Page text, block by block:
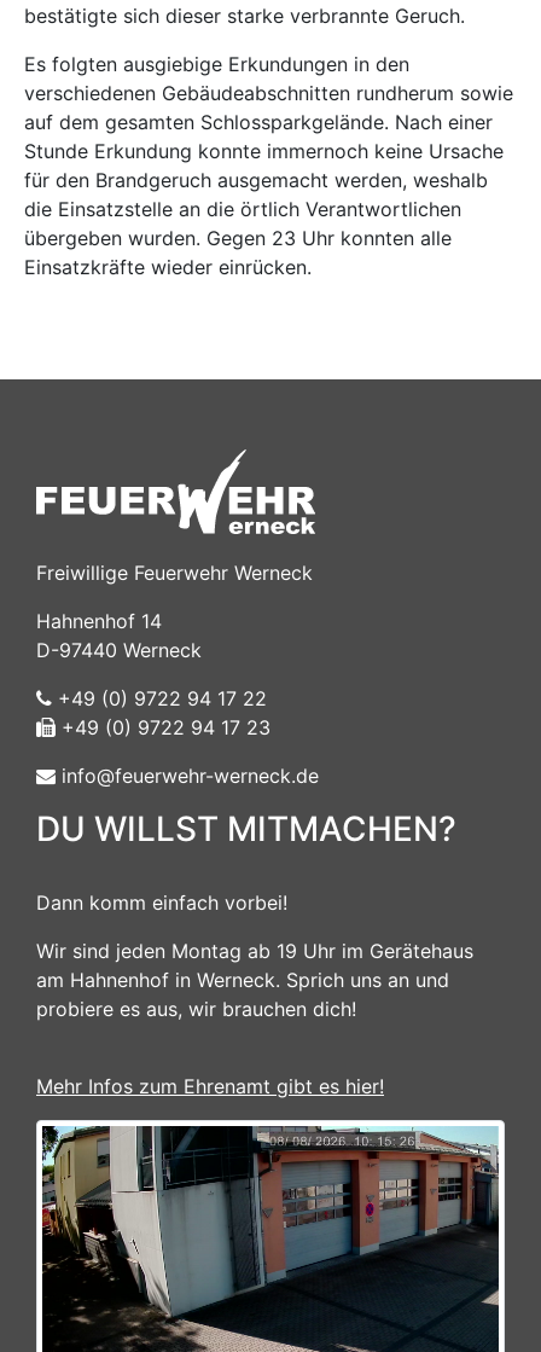
bestätigte sich dieser starke verbrannte Geruch.
Es folgten ausgiebige Erkundungen in den
verschiedenen Gebäudeabschnitten rundherum sowie
auf dem gesamten Schlossparkgelände. Nach einer
Stunde Erkundung konnte immernoch keine Ursache
für den Brandgeruch ausgemacht werden, weshalb
die Einsatzstelle an die örtlich Verantwortlichen
übergeben wurden. Gegen 23 Uhr konnten alle
Einsatzkräfte wieder einrücken.
Freiwillige Feuerwehr Werneck
Hahnenhof 14
D-97440 Werneck
+49 (0) 9722 94 17 22
+49 (0) 9722 94 17 23
info@feuerwehr-werneck.de
DU WILLST MITMACHEN?
Dann komm einfach vorbei!
Wir sind jeden Montag ab 19 Uhr im Gerätehaus
am Hahnenhof in Werneck. Sprich uns an und
probiere es aus, wir brauchen dich!
Mehr Infos zum Ehrenamt gibt es hier!